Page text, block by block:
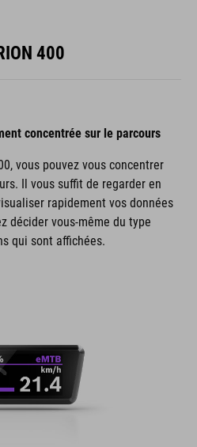
400
concentrée sur le parcours
vous pouvez vous concentrer
Il vous suffit de regarder en
rapidement vos données
décider vous-même du type
qui sont affichées.